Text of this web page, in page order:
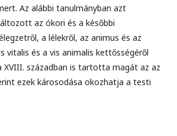
Az alábbi tanulmányban azt
az ókori és a későbbi
a lélekről, az animus és az
vitalis és a vis animalis kettősségéről
XVIII. században is tartotta magát az az
ezek károsodása okozhatja a testi